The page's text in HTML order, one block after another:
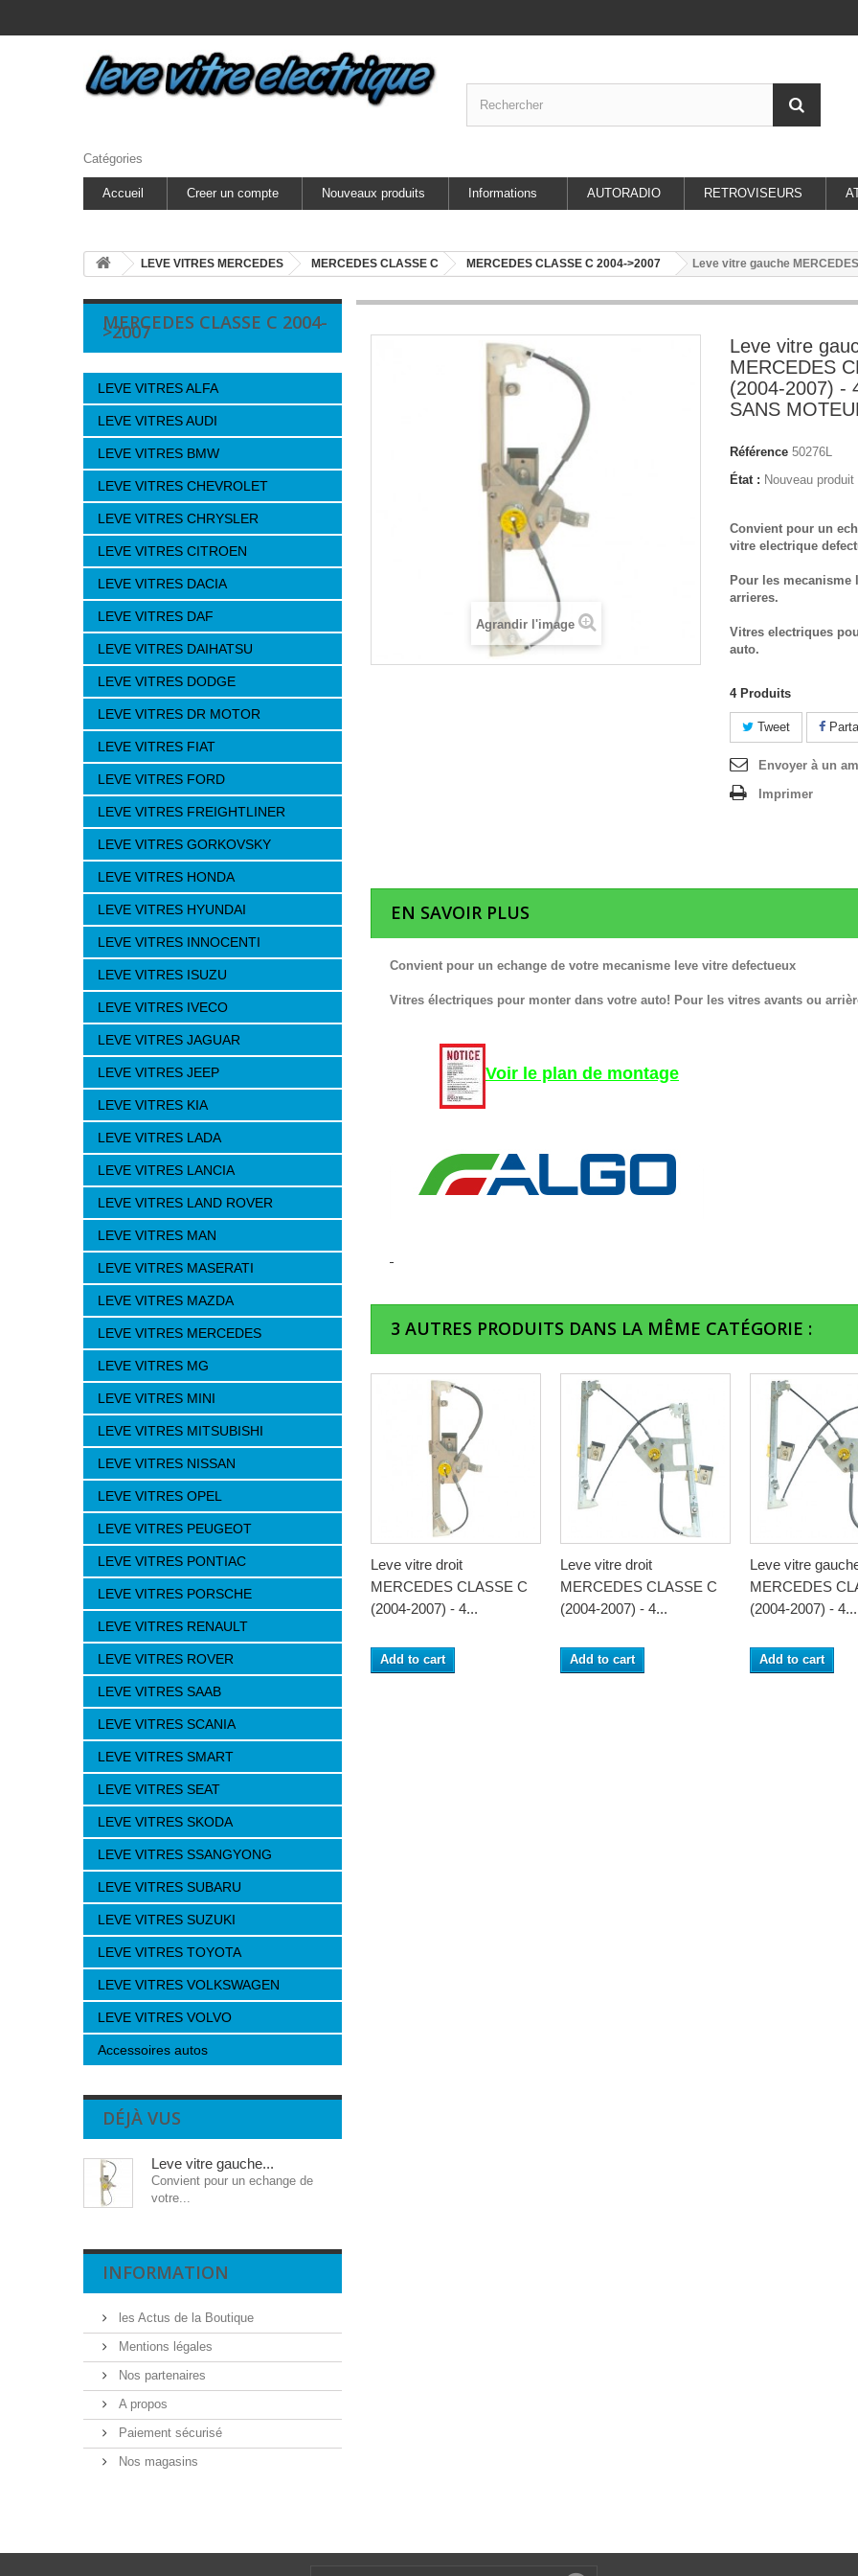
Catégories
Accueil Creer un compte Nouveaux produits Informations AUTORADIO RETROVISEURS
LEVE VITRES MERCEDES MERCEDES CLASSE C MERCEDES CLASSE C 2004->2007 Leve vitre gauche
MERCEDES CLASSE C 2004-
>2007
LEVE VITRES ALFA
LEVE VITRES AUDI
LEVE VITRES BMW
LEVE VITRES CHEVROLET
LEVE VITRES CHRYSLER
LEVE VITRES CITROEN
LEVE VITRES DACIA
LEVE VITRES DAF
LEVE VITRES DAIHATSU
LEVE VITRES DODGE
LEVE VITRES DR MOTOR
LEVE VITRES FIAT
LEVE VITRES FORD
LEVE VITRES FREIGHTLINER
LEVE VITRES GORKOVSKY
LEVE VITRES HONDA
LEVE VITRES HYUNDAI
LEVE VITRES INNOCENTI
LEVE VITRES ISUZU
LEVE VITRES IVECO
LEVE VITRES JAGUAR
LEVE VITRES JEEP
LEVE VITRES KIA
LEVE VITRES LADA
LEVE VITRES LANCIA
LEVE VITRES LAND ROVER
LEVE VITRES MAN
LEVE VITRES MASERATI
LEVE VITRES MAZDA
LEVE VITRES MERCEDES
LEVE VITRES MG
LEVE VITRES MINI
LEVE VITRES MITSUBISHI
LEVE VITRES NISSAN
LEVE VITRES OPEL
LEVE VITRES PEUGEOT
LEVE VITRES PONTIAC
LEVE VITRES PORSCHE
LEVE VITRES RENAULT
LEVE VITRES ROVER
LEVE VITRES SAAB
LEVE VITRES SCANIA
LEVE VITRES SMART
LEVE VITRES SEAT
LEVE VITRES SKODA
LEVE VITRES SSANGYONG
LEVE VITRES SUBARU
LEVE VITRES SUZUKI
LEVE VITRES TOYOTA
LEVE VITRES VOLKSWAGEN
LEVE VITRES VOLVO
Accessoires autos
DÉJÀ VUS
Leve vitre gauche...
Convient pour un echange de
votre...
INFORMATION
les Actus de la Boutique
Mentions légales
Nos partenaires
A propos
Paiement sécurisé
Nos magasins
Agrandir l'image
Leve vitre
MERCEDES
(2004-2007) -
SANS
Référence 50276L
État : Nouveau produit
Convient pour un
vitre electrique
Pour les mecanisme
arrieres.
Vitres electriques
auto.
4 Produits
Tweet
Envoyer à un
Imprimer
EN SAVOIR PLUS
Convient pour un echange de votre mecanisme leve vitre defectueux
Vitres électriques pour monter dans votre auto! Pour les vitres avants ou
Voir le plan de montage
3 AUTRES PRODUITS DANS LA MÊME CATÉGORIE :
Leve vitre droit
MERCEDES CLASSE C
(2004-2007) - 4...
Add to cart
Leve vitre droit
MERCEDES CLASSE C
(2004-2007) - 4...
Add to cart
Leve vitre
MERCEDES
(2004-2007) - 4...
Add to cart